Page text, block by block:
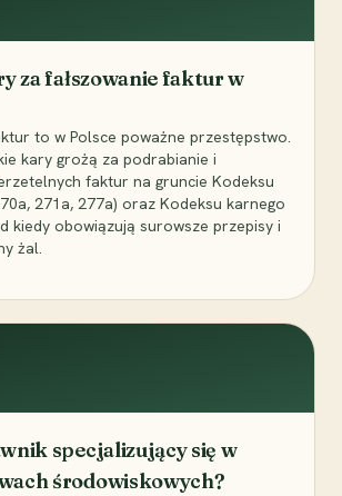
za fałszowanie faktur w
to w Polsce poważne przestępstwo.
kary grożą za podrabianie i
faktur na gruncie Kodeksu
271a, 277a) oraz Kodeksu karnego
kiedy obowiązują surowsze przepisy i
żal.
specjalizujący się w
środowiskowych?